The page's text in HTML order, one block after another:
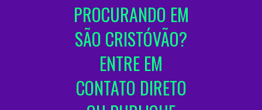
PROCURANDO EM
SÃO CRISTÓVÃO?
ENTRE EM
CONTATO DIRETO